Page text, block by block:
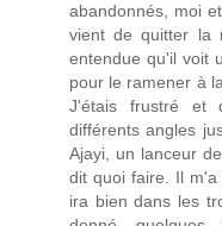
abandonnés, moi
vient de quitter la
entendue qu'il voit
pour le ramener à
J'étais frustré et
différents angles
Ajayi, un lanceur
dit quoi faire. Il
ira bien dans les